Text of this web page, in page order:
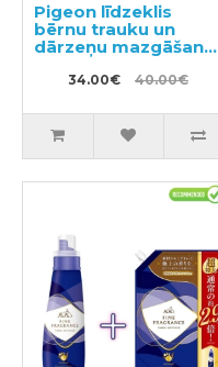
Pigeon līdzeklis
bērnu trauku un
dārzeņu mazgāšanai
ar dozatoru 800ml +
pildviela 700ml
34.00€ 40.00€